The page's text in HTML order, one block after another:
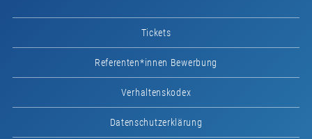
Tickets
Referenten*innen Bewerbung
Verhaltenskodex
Datenschutzerklärung